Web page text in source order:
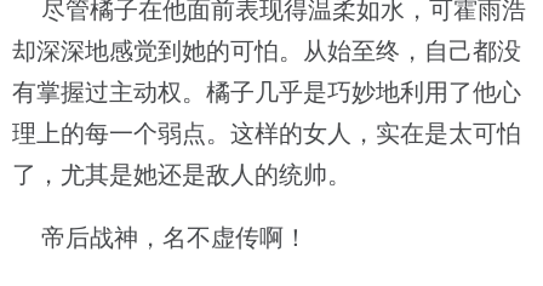
尽管橘子在他面前表现得温柔如水，可霍雨浩
却深深地感觉到她的可怕。从始至终，自己都没
有掌握过主动权。橘子几乎是巧妙地利用了他心
理上的每一个弱点。这样的女人，实在是太可怕
了，尤其是她还是敌人的统帅。
帝后战神，名不虚传啊！